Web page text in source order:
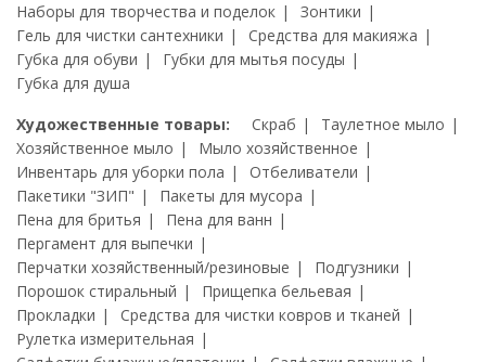
Наборы для творчества и поделок
Зонтики
Гель для чистки сантехники
Средства для макияжа
Губка для обуви
Губки для мытья посуды
Губка для душа
Художественные товары:
Скраб
Таулетное мыло
Хозяйственное мыло
Мыло хозяйственное
Инвентарь для уборки пола
Отбеливатели
Пакетики "ЗИП"
Пакеты для мусора
Пена для бритья
Пена для ванн
Пергамент для выпечки
Перчатки хозяйственный/резиновые
Подгузники
Порошок стиральный
Прищепка бельевая
Прокладки
Средства для чистки ковров и тканей
Рулетка измерительная